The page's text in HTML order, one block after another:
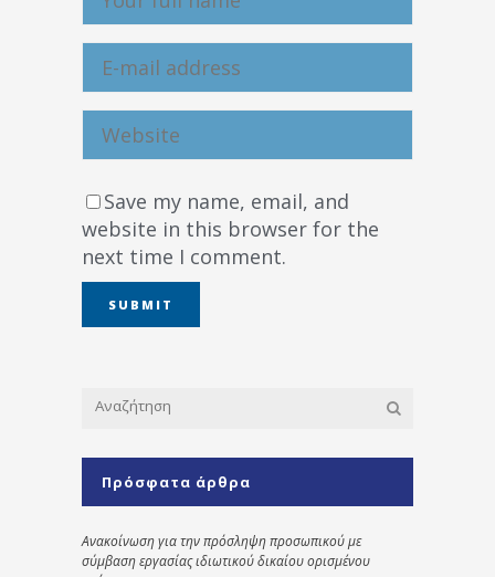
Save my name, email, and
website in this browser for the
next time I comment.
Πρόσφατα άρθρα
Ανακοίνωση για την πρόσληψη προσωπικού με
σύμβαση εργασίας ιδιωτικού δικαίου ορισμένου